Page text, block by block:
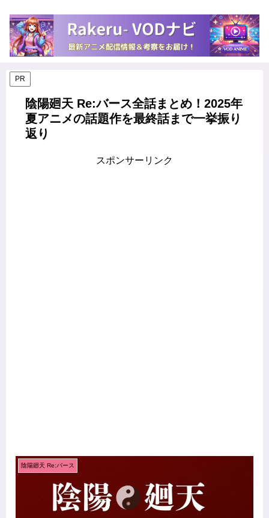
PR
陰陽廻天 Re:バース全話まとめ！2025年
夏アニメの話題作を最終話まで一挙振り
返り
スポンサーリンク
陰陽廻天 Re:バース